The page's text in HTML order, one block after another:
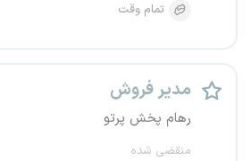
تمام وقت
مدیر فروش
رهام پخش پرتو
منقضی شده